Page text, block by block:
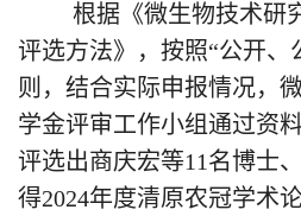
根据《微生物技术研
评选方法》，按照“公开、
则，结合实际申报情况，
学金评审工作小组通过资
评选出商庆宏等11名博士
得2024年度清原农冠学术